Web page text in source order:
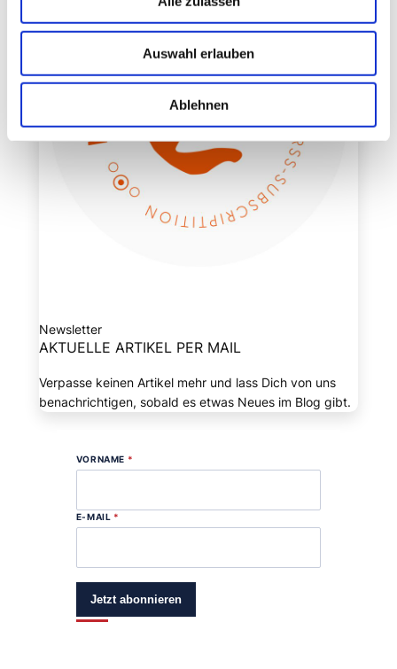
Auswahl erlauben
Ablehnen
Newsletter
AKTUELLE ARTIKEL PER MAIL
Verpasse keinen Artikel mehr und lass Dich von uns
benachrichtigen, sobald es etwas Neues im Blog gibt.
VORNAME *
E-MAIL *
Jetzt abonnieren